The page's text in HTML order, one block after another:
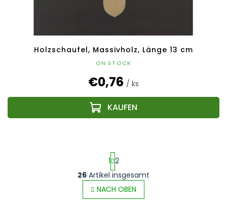
Holzschaufel, Massivholz, Länge 13 cm
ON STOCK
€0,76 / ks
S
t
e
P
a
g
i
1 2
26 Artikel insgesamt
NACH OBEN